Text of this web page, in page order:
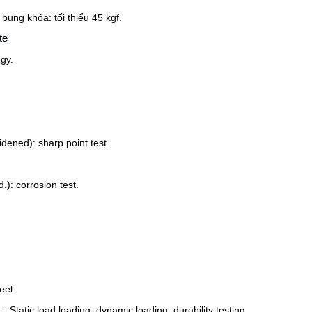
khóa: tối thiểu 45 kgf.
sharp point test.
corrosion test.